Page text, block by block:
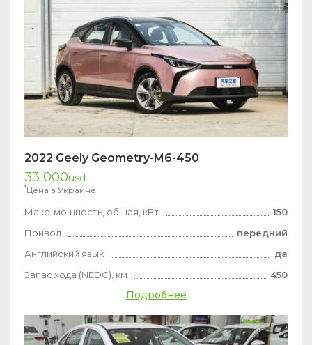
2022 Geely Geometry-M6-450
33 000usd
*Цена в Украине
Макс. мощность, общая, кВт
150
Привод
передний
Английский язык
да
Запас хода (NEDC), км
450
Подробнее